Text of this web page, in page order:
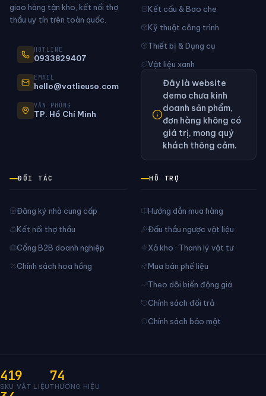
giao hàng tận kho, kết nối thợ
thầu uy tín trên toàn quốc.
HOTLINE
0933829407
EMAIL
hello@vatlieuso.com
VĂN PHÒNG
TP. Hồ Chí Minh
Kết cấu & Bao che
Kỹ thuật công trình
Thiết bị & Dụng cụ
Vật liệu xanh
ĐỐI TÁC
Đăng ký nhà cung cấp
Kết nối thợ thầu
Cổng B2B doanh nghiệp
Chính sách hoa hồng
HỖ TRỢ
Hướng dẫn mua hàng
Đấu thầu ngược vật liệu
Xả kho · Thanh lý vật tư
Mua bán phế liệu
Theo dõi biến động giá
Chính sách đổi trả
Chính sách bảo mật
Đây là website
demo chưa kinh
doanh sản phẩm,
đơn hàng không có
giá trị, mong quý
khách thông cảm.
419
SKU VẬT LIỆU
74
THƯƠNG HIỆU